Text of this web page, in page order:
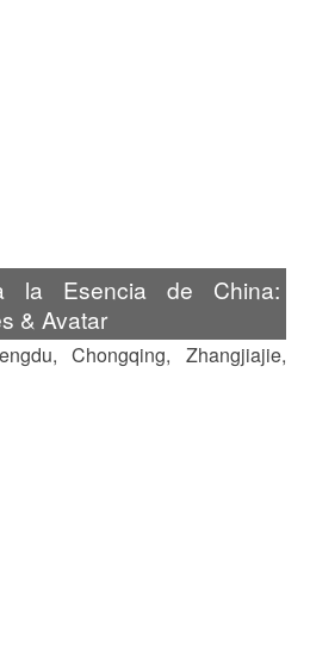
la Esencia de China:
& Avatar
Chongqing, Zhangjiajie,